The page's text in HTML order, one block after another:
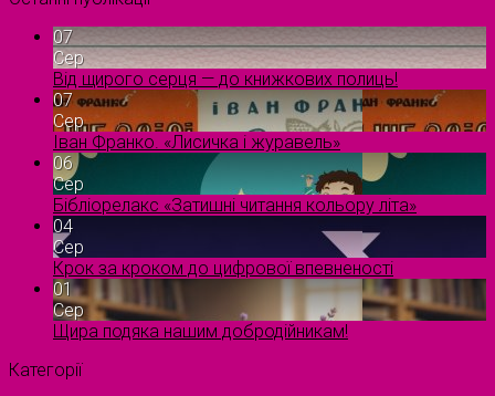
07
Сер
Від щирого серця — до книжкових полиць!
07
Сер
Іван Франко. «Лисичка і журавель»
06
Сер
Бібліорелакс «Затишні читання кольору літа»
04
Сер
Крок за кроком до цифрової впевненості
01
Сер
Щира подяка нашим добродійникам!
Категорії